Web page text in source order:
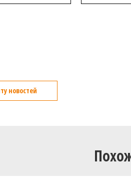
новостей